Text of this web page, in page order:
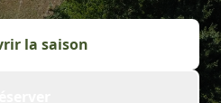
la saison